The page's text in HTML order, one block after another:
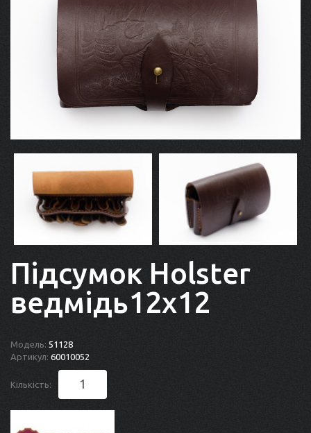
Підсумок Holster
ведмідь12х12
Модель: 51128
Артикул: 60010052
Кількість: